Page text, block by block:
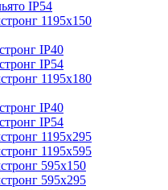
IP54
1195x150
IP40
IP54
1195x180
IP40
IP54
1195x295
1195x595
595x150
595x295